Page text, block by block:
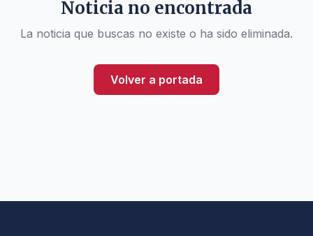
Noticia no encontrada
La noticia que buscas no existe o ha sido eliminada.
Volver a portada